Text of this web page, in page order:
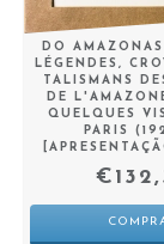
DO
LÉGENDES,
TALISMANS
DE
QUELQUES
PARIS